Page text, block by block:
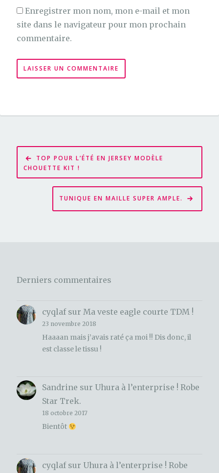
Enregistrer mon nom, mon e-mail et mon
site dans le navigateur pour mon prochain
commentaire.
Navigation
de
l’article
TOP POUR L’ÉTÉ EN JERSEY MODÈLE
CHOUETTE KIT !
TUNIQUE EN MAILLE SUPER AMPLE.
Derniers commentaires
cyqlafsurMa veste eagle courte TDM !
23 novembre 2018
Haaaan mais j’avais raté ça moi !! Dis donc, il
est classe le tissu !
Sandrine sur Uhura à l’enterprise ! Robe
Star Trek.
18 octobre 2017
Bientôt
cyqlafsur Uhura à l’enterprise ! Robe